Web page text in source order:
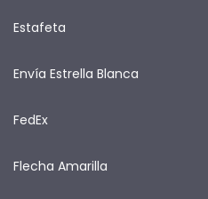
Estafeta
Envía Estrella Blanca
FedEx
Flecha Amarilla